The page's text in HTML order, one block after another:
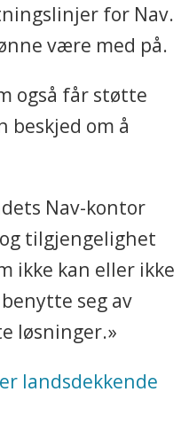
for Nav.
være med på.
også får støtte
beskjed om å
Nav-kontor
tilgjengelighet
ikke kan eller ikke
seg av
løsninger.»
landsdekkende